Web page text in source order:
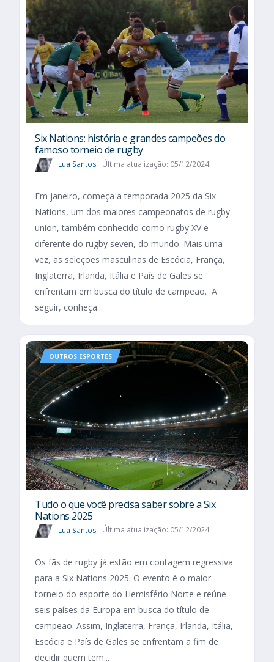
Six Nations​: história e grandes campeões do
famoso torneio de rugby
Lua Santos Última atualização: 05/12/2024
Em janeiro, começa a temporada 2025 da Six
Nations, um dos maiores campeonatos de rugby
union, também conhecido como rugby XV e
diferente do rugby seven, do mundo. Mais uma
vez, as seleções masculinas de Escócia, França,
Inglaterra, Irlanda, Itália e País de Gales se
enfrentam em busca do título de campeão. A
seguir, conheça...
OUTROS ESPORTES
Tudo o que você precisa saber sobre a Six
Nations 2025​
Lua Santos Última atualização: 05/12/2024
Os fãs de rugby já estão em contagem regressiva
para a Six Nations 2025. O evento é o maior
torneio do esporte do Hemisfério Norte e reúne
seis países da Europa em busca do título de
campeão. Assim, Inglaterra, França, Irlanda, Itália,
Escócia e País de Gales se enfrentam a fim de
decidir quem tem...